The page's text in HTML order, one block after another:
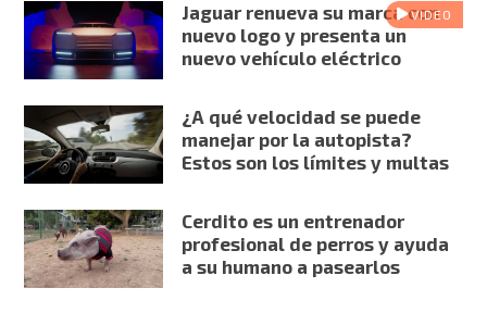
VIDEO
Jaguar renueva su marca con
nuevo logo y presenta un
nuevo vehículo eléctrico
¿A qué velocidad se puede
manejar por la autopista?
Estos son los límites y multas
Cerdito es un entrenador
profesional de perros y ayuda
a su humano a pasearlos